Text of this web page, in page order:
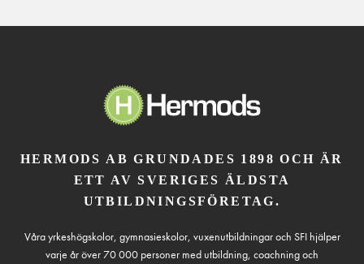
HERMODS AB GRUNDADES 1898 OCH ÄR
ETT AV SVERIGES ÄLDSTA
UTBILDNINGSFÖRETAG.
Våra yrkeshögskolor, gymnasieskolor, vuxenutbildningar och SFI hjälper
varje år över 70 000 personer med utbildning, coachning och